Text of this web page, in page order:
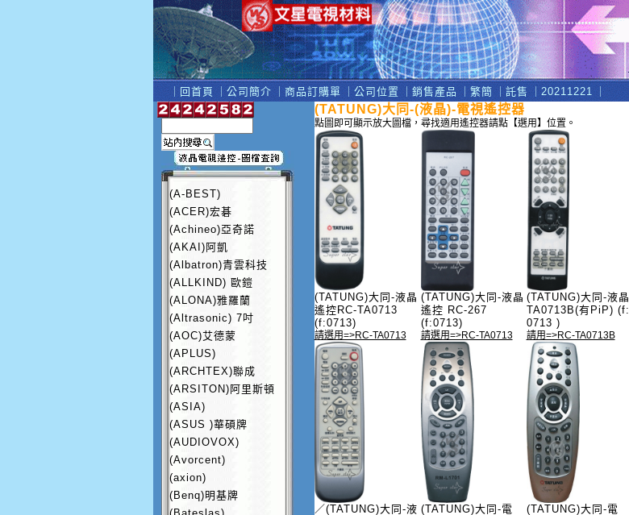
｜ 回首頁 ｜ 公司簡介 ｜商品訂購單 ｜ 公司位置 銷售產品 ｜ 繁簡 ｜ 託售 ｜20211221 ｜
(A-BEST)
(ACER)宏碁
(Achineo)亞奇諾
(AKAI)阿凱
(Albatron)青雲科技
(ALLKIND) 歐鎧
(ALONA)雅羅蘭
(Altrasonic) 7吋
(AOC)艾德蒙
(APLUS)
(ARCHTEX)聯成
(ARSITON)阿里斯頓
(ASIA)
(ASUS )華碩牌
(AUDIOVOX)
(Avorcent)
(axion)
(Benq)明基牌
(TATUNG)大同-(液晶)-電視遙控器
點圖即可顯示放大圖檔，尋找適用遙控器請點【選用】位置。
(TATUNG)大同-液晶
遙控RC-TA0713
(f:0713)
請選用=>RC-TA0713
(TATUNG)大同-液晶
遙控 RC-267
(f:0713)
請選用=>RC-TA0713
(TATUNG)大同-液晶
TA0713B(有PiP) (f:
0713 )
請用=>RC-TA0713B
／(TATUNG)大同-液 (TATUNG)大同-電
(TATUNG)大同-電